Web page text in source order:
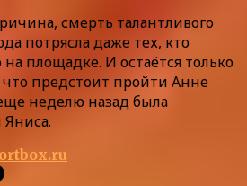
смерть талантливого
потрясла даже тех, кто
площадке. И остаётся только
что предстоит пройти Анне
неделю назад была